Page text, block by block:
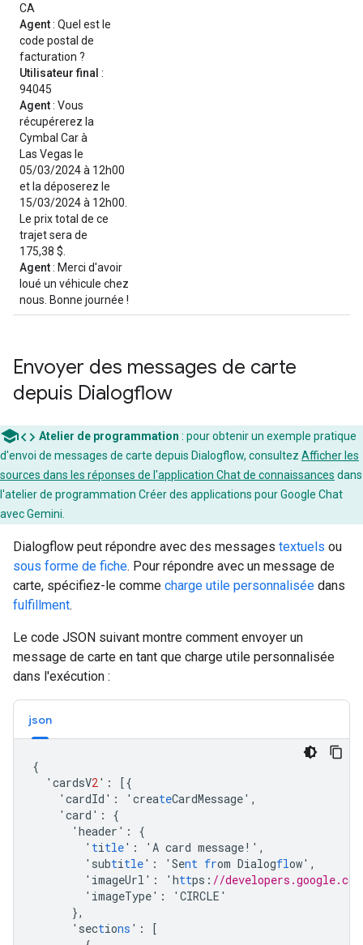
CA
Agent: Quel est le
code postal de
facturation ?
Utilisateur final :
94045
Agent: Vous
récupérerez la
Cymbal Car à
Las Vegas le
05/03/2024 à 12h00
et la déposerez le
15/03/2024 à 12h00.
Le prix total de ce
trajet sera de
175,38 $.
Agent: Merci d'avoir
loué un véhicule chez
nous. Bonne journée !
Envoyer des messages de carte
depuis Dialogflow
code Atelier de programmation : pour obtenir un exemple pratique
d'envoi de messages de carte depuis Dialogflow, consultez Afficher les
sources dans les réponses de l'application Chat de connaissances dans
l'atelier de programmation Créer des applications pour Google Chat
avec Gemini.
Dialogflow peut répondre avec des messages textuels ou
sous forme de fiche. Pour répondre avec un message de
carte, spécifiez-le comme charge utile personnalisée dans
fulfillment.
Le code JSON suivant montre comment envoyer un
message de carte en tant que charge utile personnalisée
dans l'exécution :
json
{
'cardsV2 ' :
[{
'cardId' : 'createCardMessage' ,
'card' :
{
'header' :
{
' title' : 'A card message!' ,
'subtitle' : 'Sent from Dialogflow' ,
'imageUrl' : 'https : //
'imageType' :
'CIRCLE'
},
'sections ' :
[